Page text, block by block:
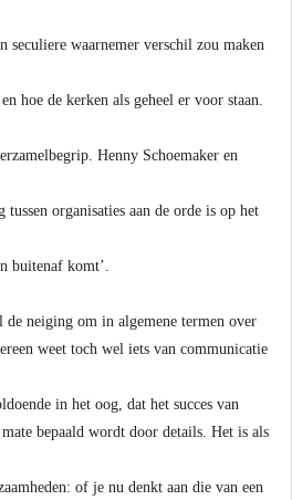
seculiere waarnemer verschil zou maken
hoe de kerken als geheel er voor staan.
Henny Schoemaker en
tussen organisaties aan de orde is op het
buitenaf komt’.
de neiging om in algemene termen over
weet toch wel iets van communicatie
in het oog, dat het succes van
bepaald wordt door details. Het is als
of je nu denkt aan die van een